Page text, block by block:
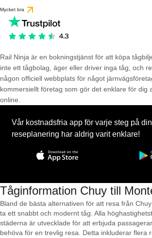
Mycket bra
Rail Ninja är en bokningstjänst för att köpa
inte ett tågbolag, äger eller driver inga tåg, och
någon officiell webbplats för något
kommersiellt företag som gör det enklare för dig
online.
Vår kostnadsfria app för varje steg på
reseplanering har aldrig varit enklare!
Tåginformation Chuy till
Bland de bästa alternativen för att resa från
ta ett snabbt och modernt tåg. Alla
städerna är utvecklade för att erbjuda
behöva för en trevlig resa. Detta inkluderar flera